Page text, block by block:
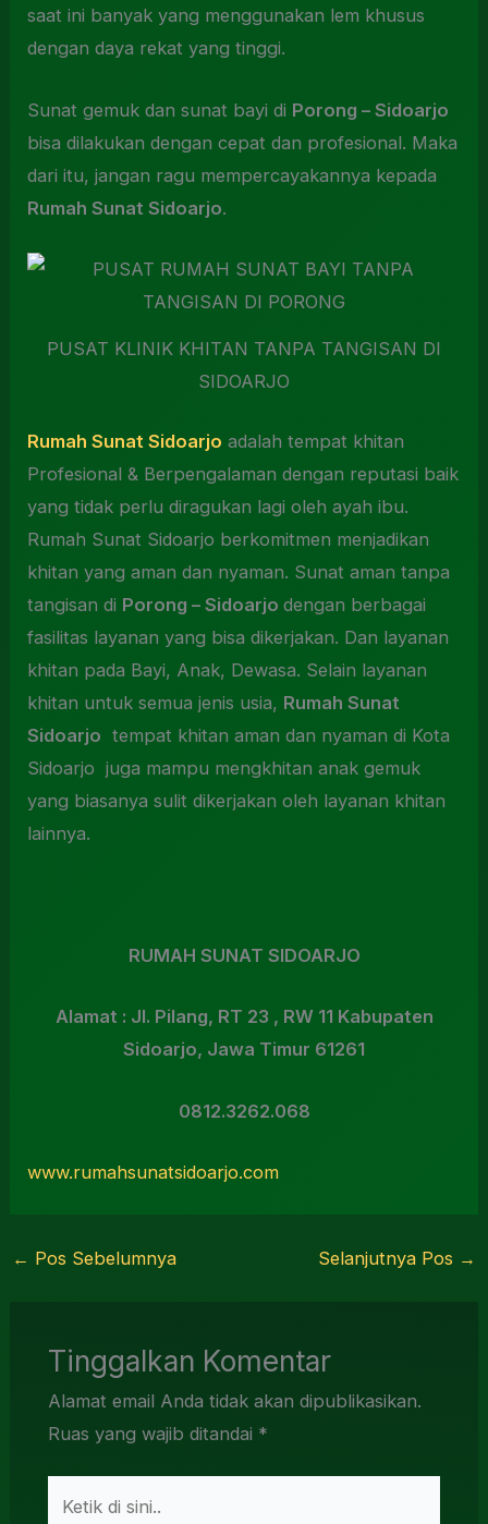
saat ini banyak yang menggunakan lem khusus
dengan daya rekat yang tinggi.
Sunat gemuk dan sunat bayi di Porong – Sidoarjo
bisa dilakukan dengan cepat dan profesional. Maka
dari itu, jangan ragu mempercayakannya kepada
Rumah Sunat Sidoarjo.
PUSAT KLINIK KHITAN TANPA TANGISAN DI
SIDOARJO
Rumah Sunat Sidoarjo adalah tempat khitan
Profesional & Berpengalaman dengan reputasi baik
yang tidak perlu diragukan lagi oleh ayah ibu.
Rumah Sunat Sidoarjo berkomitmen menjadikan
khitan yang aman dan nyaman. Sunat aman tanpa
tangisan di Porong – Sidoarjodengan berbagai
fasilitas layanan yang bisa dikerjakan. Dan layanan
khitan pada Bayi, Anak, Dewasa. Selain layanan
khitan untuk semua jenis usia, Rumah Sunat
Sidoarjo tempat khitan aman dan nyaman di Kota
Sidoarjo juga mampu mengkhitan anak gemuk
yang biasanya sulit dikerjakan oleh layanan khitan
lainnya.
RUMAH SUNAT SIDOARJO
Alamat : Jl. Pilang, RT 23 , RW 11 Kabupaten
Sidoarjo, Jawa Timur 61261
0812.3262.068
www.rumahsunatsidoarjo.com
← Pos Sebelumnya Selanjutnya Pos →
Tinggalkan Komentar
Alamat email Anda tidak akan dipublikasikan.
Ruas yang wajib ditandai *